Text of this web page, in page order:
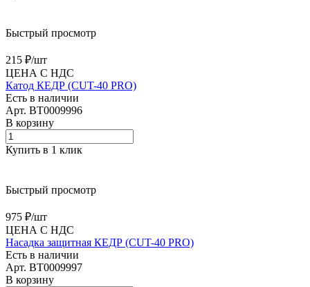
Быстрый просмотр
215 ₽/шт
ЦЕНА С НДС
Катод КЕДР (CUT-40 PRO)
Есть в наличии
Арт. BT0009996
В корзину
Купить в 1 клик
Быстрый просмотр
975 ₽/шт
ЦЕНА С НДС
Насадка защитная КЕДР (CUT-40 PRO)
Есть в наличии
Арт. BT0009997
В корзину